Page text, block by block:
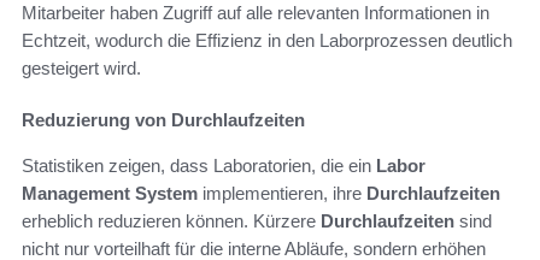
Mitarbeiter haben Zugriff auf alle relevanten Informationen in
Echtzeit, wodurch die Effizienz in den Laborprozessen deutlich
gesteigert wird.
Reduzierung von Durchlaufzeiten
Statistiken zeigen, dass Laboratorien, die ein Labor
Management System implementieren, ihre Durchlaufzeiten
erheblich reduzieren können. Kürzere Durchlaufzeiten sind
nicht nur vorteilhaft für die interne Abläufe, sondern erhöhen